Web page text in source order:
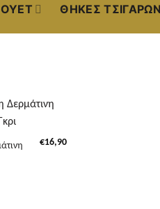
ΘΉΚΕΣ ΤΣΙΓΆΡΩΝ
€16,90